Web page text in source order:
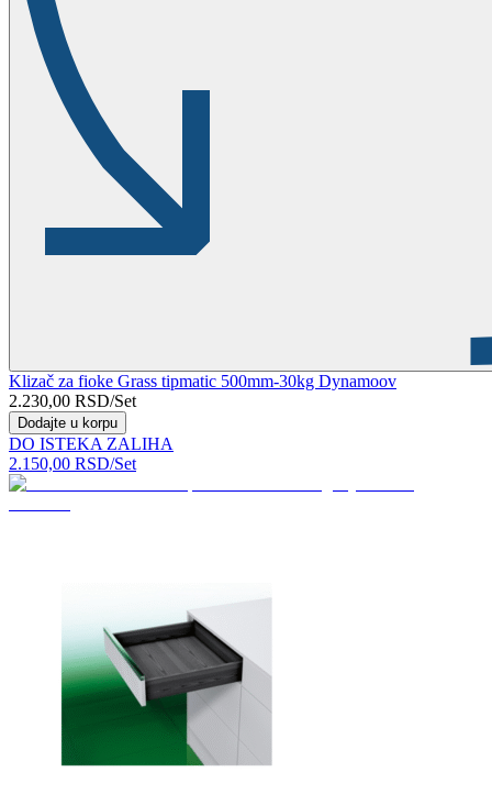
Klizač za fioke Grass tipmatic 500mm-30kg Dynamoov
2.230,00 RSD/Set
Dodajte u korpu
DO ISTEKA ZALIHA
2.150,00 RSD/Set